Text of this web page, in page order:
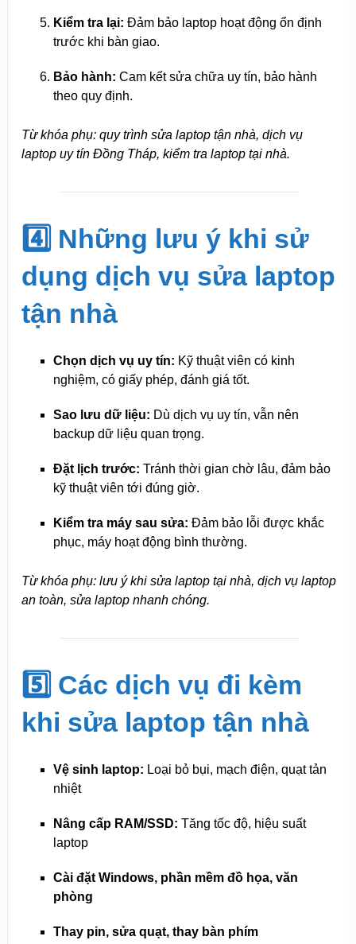
Kiểm tra lại: Đảm bảo laptop hoạt động ổn định
trước khi bàn giao.
Bảo hành: Cam kết sửa chữa uy tín, bảo hành
theo quy định.
Từ khóa phụ: quy trình sửa laptop tận nhà, dịch vụ
laptop uy tín Đồng Tháp, kiểm tra laptop tại nhà.
4️⃣ Những lưu ý khi sử
dụng dịch vụ sửa laptop
tận nhà
Chọn dịch vụ uy tín: Kỹ thuật viên có kinh
nghiệm, có giấy phép, đánh giá tốt.
Sao lưu dữ liệu: Dù dịch vụ uy tín, vẫn nên
backup dữ liệu quan trọng.
Đặt lịch trước: Tránh thời gian chờ lâu, đảm bảo
kỹ thuật viên tới đúng giờ.
Kiểm tra máy sau sửa: Đảm bảo lỗi được khắc
phục, máy hoạt động bình thường.
Từ khóa phụ: lưu ý khi sửa laptop tại nhà, dịch vụ laptop
an toàn, sửa laptop nhanh chóng.
5️⃣ Các dịch vụ đi kèm
khi sửa laptop tận nhà
Vệ sinh laptop: Loại bỏ bụi, mạch điện, quạt tản
nhiệt
Nâng cấp RAM/SSD: Tăng tốc độ, hiệu suất
laptop
Cài đặt Windows, phần mềm đồ họa, văn
phòng
Thay pin, sửa quạt, thay bàn phím